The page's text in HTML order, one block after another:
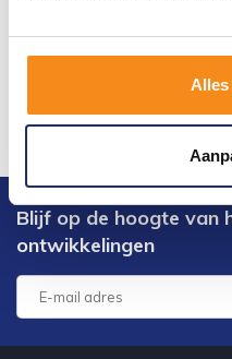
Alles
Blijf op de hoogte van
ontwikkelingen